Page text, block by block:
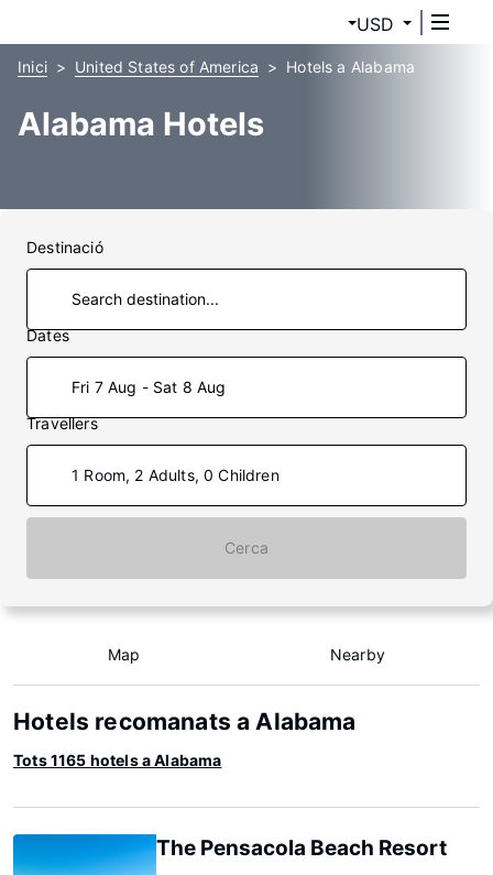
USD
Inici United States of America Hotels a Alabama
Alabama Hotels
Destinació
Dates
Fri 7 Aug - Sat 8 Aug
Travellers
1 Room, 2 Adults, 0 Children
Cerca
Map Nearby
Hotels recomanats a Alabama
Tots 1165 hotels a Alabama
The Pensacola Beach Resort